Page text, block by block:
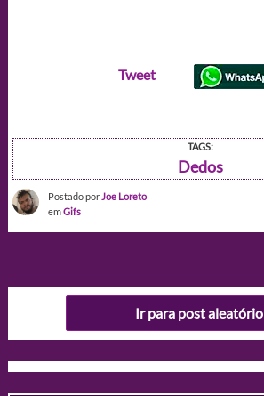
Tweet
TAGS:
Dedos
Postado por Joe Loreto
emGifs
Ir para post aleatório